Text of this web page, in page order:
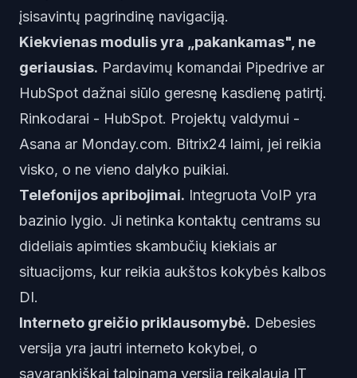
įsisavintų pagrindinę navigaciją.
Kiekvienas modulis yra „pakankamas", ne
geriausias. Pardavimų komandai Pipedrive ar
HubSpot dažnai siūlo geresnę kasdienę patirtį.
Rinkodarai - HubSpot. Projektų valdymui -
Asana ar Monday.com. Bitrix24 laimi, jei reikia
visko, o ne vieno dalyko puikiai.
Telefonijos apribojimai. Integruota VoIP yra
bazinio lygio. Ji netinka kontaktų centrams su
dideliais apimties skambučių kiekiais ar
situacijoms, kur reikia aukštos kokybės kalbos
DI.
Interneto greičio priklausomybė. Debesies
versija yra jautri interneto kokybei, o
savarankiškai talpinama versija reikalauja IT